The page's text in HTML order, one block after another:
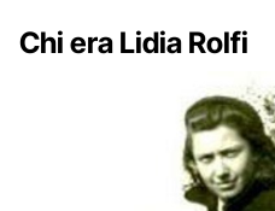
Chi era Lidia Rolfi